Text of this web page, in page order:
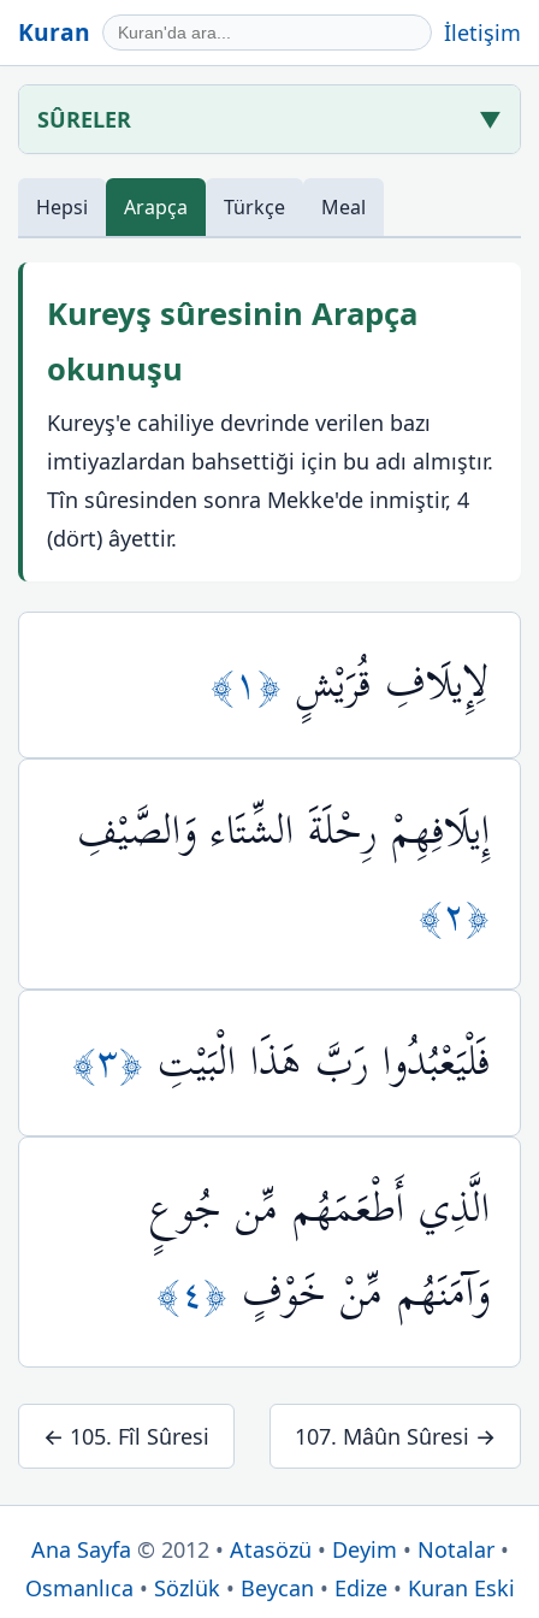
Kuran İletişim
SÛRELER ▼
Hepsi Arapça Türkçe Meal
Kureyş sûresinin Arapça
okunuşu
Kureyş'e cahiliye devrinde verilen bazı
imtiyazlardan bahsettiği için bu adı almıştır.
Tîn sûresinden sonra Mekke'de inmiştir, 4
(dört) âyettir.
لِإِيلَافِ قُرَيْشٍ ﴿١﴾
إِيلَافِهِمْ رِحْلَةَ الشِّتَاء وَالصَّيْفِ
﴿٢﴾
فَلْيَعْبُدُوا رَبَّ هَذَا الْبَيْتِ ﴿٣﴾
الَّذِي أَطْعَمَهُم مِّن جُوعٍ
وَآمَنَهُم مِّنْ خَوْفٍ ﴿٤﴾
← 105. Fîl Sûresi 107. Mâûn Sûresi →
Ana Sayfa © 2012 • Atasözü • Deyim • Notalar•
Osmanlıca • Sözlük• Beycan • Edize• Kuran Eski